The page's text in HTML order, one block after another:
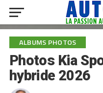
ALBUMS PHOTOS
Photos Kia
hybride 2026